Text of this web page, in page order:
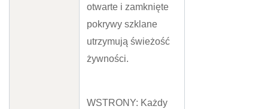
otwarte i zamknięte
pokrywy szklane
utrzymują świeżość
żywności.
WSTRONY: Każdy